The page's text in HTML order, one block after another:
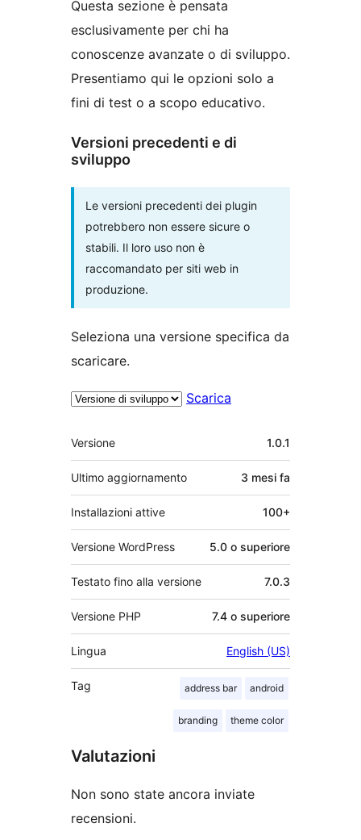
Questa sezione è pensata
esclusivamente per chi ha
conoscenze avanzate o di sviluppo.
Presentiamo qui le opzioni solo a
fini di test o a scopo educativo.
Versioni precedenti e di
sviluppo
Le versioni precedenti dei plugin
potrebbero non essere sicure o
stabili. Il loro uso non è
raccomandato per siti web in
produzione.
Seleziona una versione specifica da
scaricare.
Scarica
Meta
Versione 1.0.1
Ultimo aggiornamento 3 mesi fa
Installazioni attive 100+
Versione WordPress 5.0 o superiore
Testato fino alla versione 7.0.3
Versione PHP 7.4 o superiore
Lingua English (US)
Tag address bar android
branding theme color
Valutazioni
Non sono state ancora inviate
recensioni.